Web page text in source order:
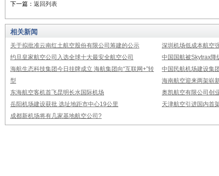
下一篇： 返回列表
相关新闻
关于拟批准云南红土航空股份有限公司筹建的公示
深圳机场低成本航空
约旦皇家航空公司入选全球十大最安全航空公司
中国国航被Skytrax降
海航生态科技集团今日挂牌成立 海航集团向“互联网+”转
型
中国民航机场建设集
海南航空迎来两架崭
东海航空客机首飞昆明长水国际机场
奥凯航空有限公司创
岳阳机场建设获批 选址地距市中心19公里
天津航空引进国内首
成都新机场将有几家基地航空公司?